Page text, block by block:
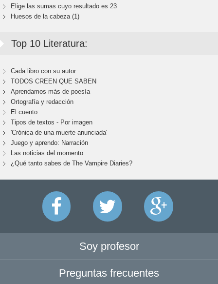
Elige las sumas cuyo resultado es 23
Huesos de la cabeza (1)
Top 10 Literatura:
Cada libro con su autor
TODOS CREEN QUE SABEN
Aprendamos más de poesía
Ortografía y redacción
El cuento
Tipos de textos - Por imagen
'Crónica de una muerte anunciada'
Juego y aprendo: Narración
Las noticias del momento
¿Qué tanto sabes de The Vampire Diaries?
Soy profesor
Preguntas frecuentes